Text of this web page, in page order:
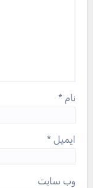
نام *
ایمیل *
وب‌ سایت